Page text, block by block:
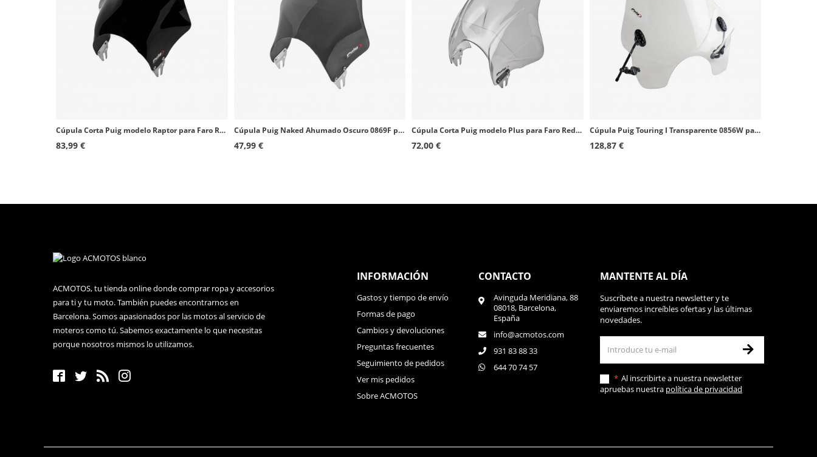
Cúpula Corta Puig modelo Raptor para Faro Redondo color Negro 0013N
83,99 €
Cúpula Puig Naked Ahumado Oscuro 0869F para motos de faro redondo
47,99 €
Cúpula Corta Puig modelo Plus para Faro Redondo color Ahumado 4620H
72,00 €
Cúpula Puig Touring I Transparente 0856W para motos de faro redondo
128,87 €
ACMOTOS, tu tienda online donde comprar ropa y accesorios
para ti y tu moto. También puedes encontrarnos en
Barcelona. Somos apasionados por las motos al servicio de
moteros como tú. Sabemos exactamente lo que necesitas
porque nosotros mismos lo utilizamos.
INFORMACIÓN
Gastos y tiempo de envío
Formas de pago
Cambios y devoluciones
Preguntas frecuentes
Seguimiento de pedidos
Ver mis pedidos
Sobre ACMOTOS
CONTACTO
Avinguda Meridiana, 88
08018, Barcelona,
España
info@acmotos.com
931 83 88 33
644 70 74 57
MANTENTE AL DÍA
Suscríbete a nuestra newsletter y te
enviaremos increíbles ofertas y las últimas
novedades.
Al inscribirte a nuestra newsletter
apruebas nuestra política de privacidad